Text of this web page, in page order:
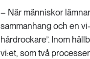
– När människor
sammanhang och en
hårdrockare”. Inom
vi:et, som två